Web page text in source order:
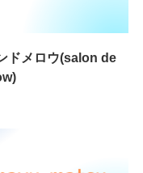
ドメロウ(salon de